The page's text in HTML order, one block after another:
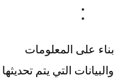
:
بناء على المعلومات
والبيانات التي يتم تحديثها